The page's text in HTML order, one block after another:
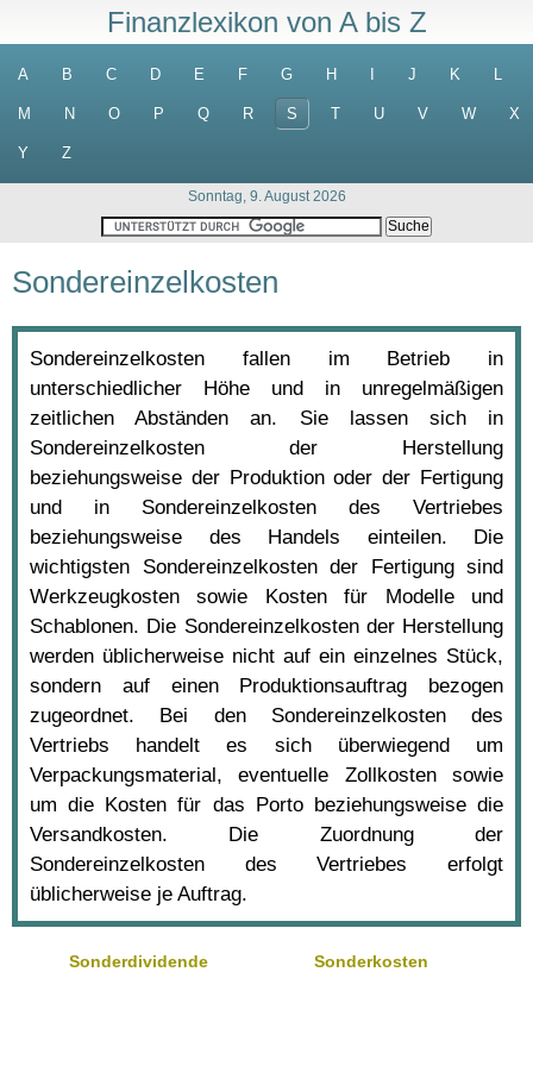
Finanzlexikon von A bis Z
A B C D E F G H J K L
M N O P Q R S T U V W X
Y Z
Sonntag, 9. August 2026
Sondereinzelkosten
Sondereinzelkosten fallen im Betrieb in
unterschiedlicher Höhe und in unregelmäßigen
zeitlichen Abständen an. Sie lassen sich in
Sondereinzelkosten der Herstellung
beziehungsweise der Produktion oder der Fertigung
und in Sondereinzelkosten des Vertriebes
beziehungsweise des Handels einteilen. Die
wichtigsten Sondereinzelkosten der Fertigung sind
Werkzeugkosten sowie Kosten für Modelle und
Schablonen. Die Sondereinzelkosten der Herstellung
werden üblicherweise nicht auf ein einzelnes Stück,
sondern auf einen Produktionsauftrag bezogen
zugeordnet. Bei den Sondereinzelkosten des
Vertriebs handelt es sich überwiegend um
Verpackungsmaterial, eventuelle Zollkosten sowie
um die Kosten für das Porto beziehungsweise die
Versandkosten. Die Zuordnung der
Sondereinzelkosten des Vertriebes erfolgt
üblicherweise je Auftrag.
Sonderdividende Sonderkosten